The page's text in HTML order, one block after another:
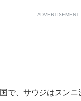
ADVERTISEMENT
で、サウジはスン